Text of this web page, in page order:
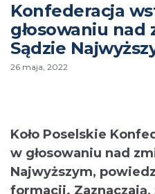
Konfederacja
głosowaniu nad
Sądzie
26 maja, 2022
Koło Poselskie
w głosowaniu nad
Najwyższym,
formacji. Zaznaczają,